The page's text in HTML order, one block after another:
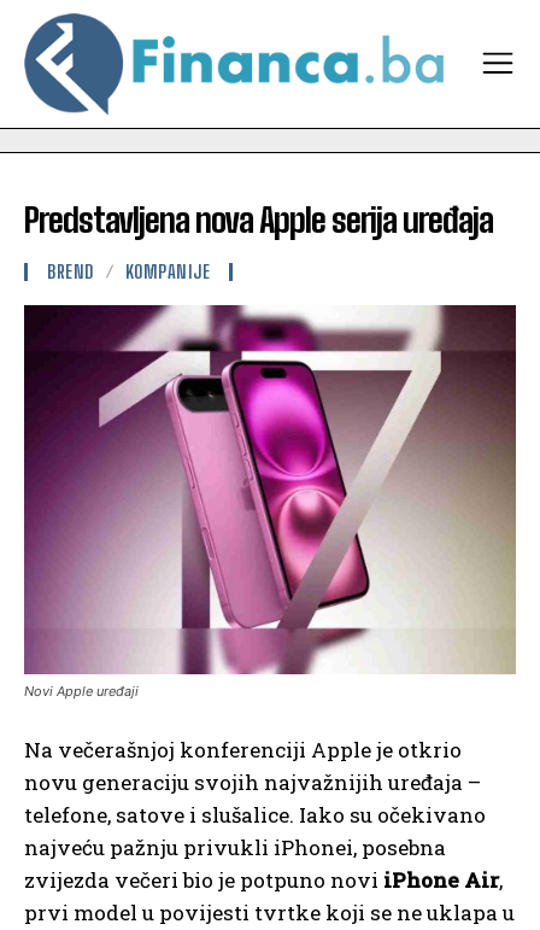
Predstavljena nova Apple serija uređaja
BREND KOMPANIJE
Novi Apple uređaji
Na večerašnjoj konferenciji Apple je otkrio
novu generaciju svojih najvažnijih uređaja –
telefone, satove i slušalice. Iako su očekivano
najveću pažnju privukli iPhonei, posebna
zvijezda večeri bio je potpuno novi iPhone Air,
prvi model u povijesti tvrtke koji se ne uklapa u